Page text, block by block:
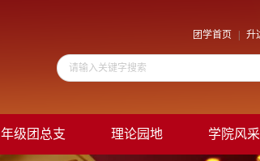
团学首页 升
年级团总支 理论园地 学院风采